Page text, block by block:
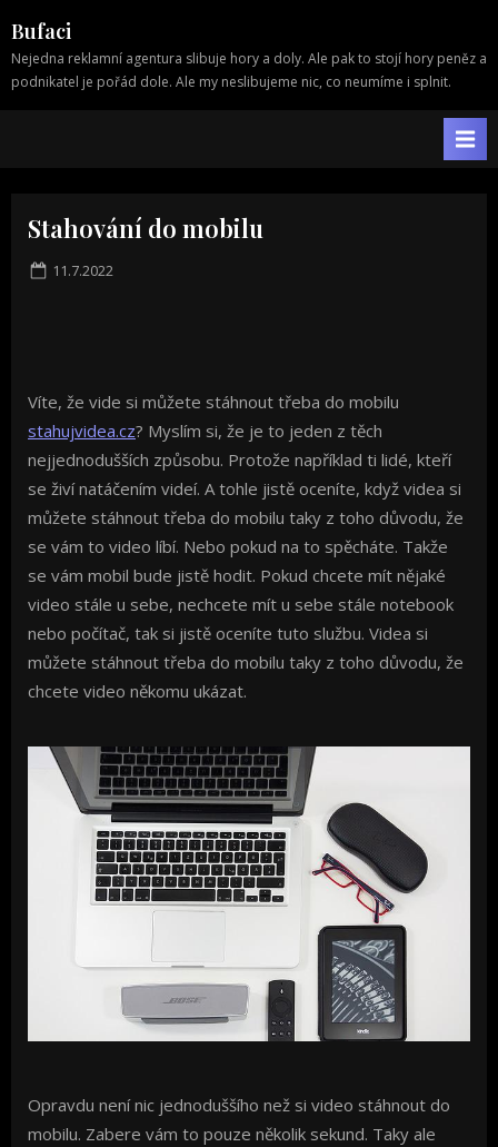
to
content
Bufaci
Nejedna reklamní agentura slibuje hory a doly. Ale pak to stojí hory peněz a
podnikatel je pořád dole. Ale my neslibujeme nic, co neumíme i splnit.
Stahování do mobilu
Posted
11.7.2022
Víte, že vide si můžete stáhnout třeba do mobilu
stahujvidea.cz? Myslím si, že je to jeden z těch
nejjednodušších způsobu. Protože například ti lidé, kteří
se živí natáčením videí. A tohle jistě oceníte, když videa si
můžete stáhnout třeba do mobilu taky z toho důvodu, že
se vám to video líbí. Nebo pokud na to spěcháte. Takže
se vám mobil bude jistě hodit. Pokud chcete mít nějaké
video stále u sebe, nechcete mít u sebe stále notebook
nebo počítač, tak si jistě oceníte tuto službu. Videa si
můžete stáhnout třeba do mobilu taky z toho důvodu, že
chcete video někomu ukázat.
Opravdu není nic jednoduššího než si video stáhnout do
mobilu. Zabere vám to pouze několik sekund. Taky ale